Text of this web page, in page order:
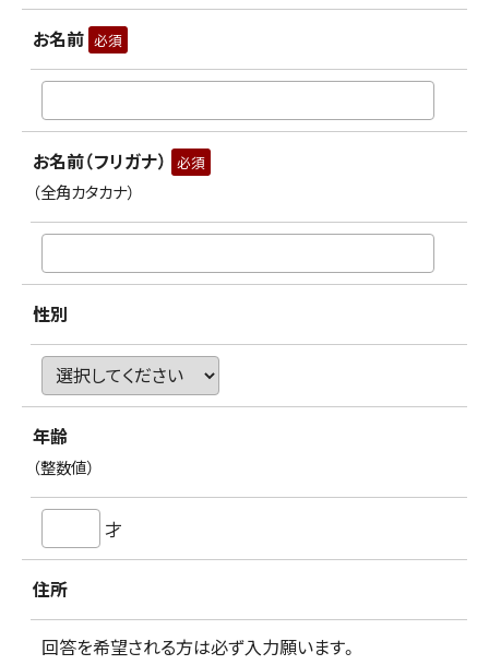
お名前 必須
お名前（フリガナ） 必須
（全角カタカナ）
性別
年齢
（整数値）
才
住所
回答を希望される方は必ず入力願います。